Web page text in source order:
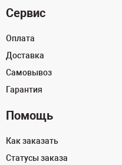
Сервис
Оплата
Доставка
Самовывоз
Гарантия
Помощь
Как заказать
Статусы заказа